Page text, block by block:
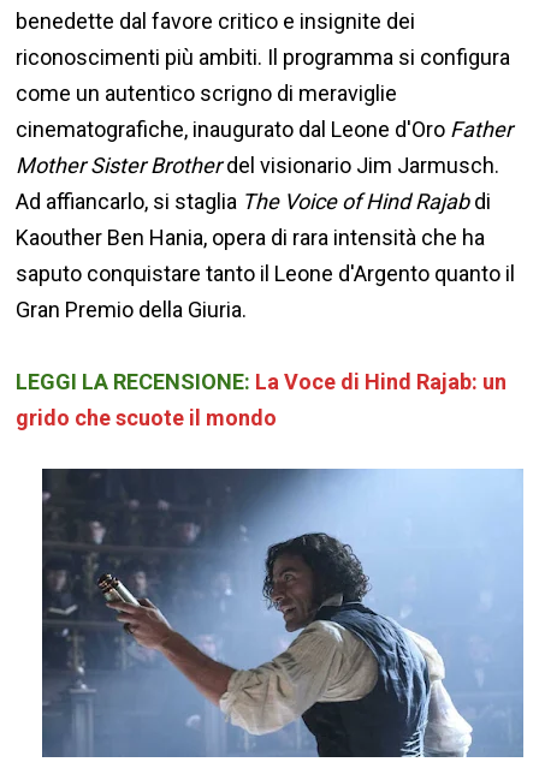
benedette dal favore critico e insignite dei
riconoscimenti più ambiti. Il programma si configura
come un autentico scrigno di meraviglie
cinematografiche, inaugurato dal Leone d'Oro Father
Mother Sister Brotherdel visionario Jim Jarmusch.
Ad affiancarlo, si staglia The Voice of Hind Rajabdi
Kaouther Ben Hania, opera di rara intensità che ha
saputo conquistare tanto il Leone d'Argento quanto il
Gran Premio della Giuria.
LEGGI LA RECENSIONE: La Voce di Hind Rajab: un
grido che scuote il mondo